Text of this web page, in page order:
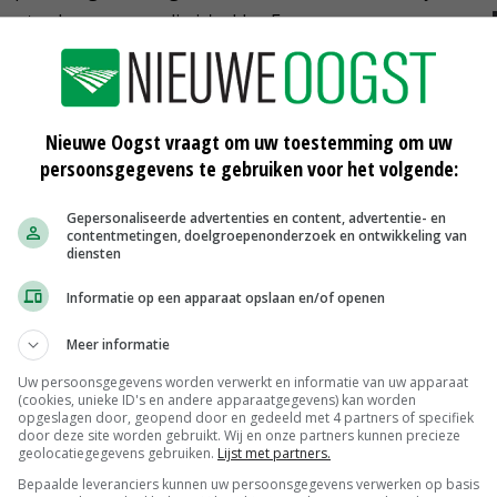
volgens ons nodig is', aldus Faassen.
Mans, waar met name leliebollen en
met vier andere ondernemers.
Growers in Someren. LTO komt later woensdag met
Dam
Nieuwe Oogst vraagt om uw toestemming om uw
persoonsgegevens te gebruiken voor het volgende:
Gepersonaliseerde advertenties en content, advertentie- en
contentmetingen, doelgroepenonderzoek en ontwikkeling van
diensten
Informatie op een apparaat opslaan en/of openen
Meer informatie
Uw persoonsgegevens worden verwerkt en informatie van uw apparaat
(cookies, unieke ID's en andere apparaatgegevens) kan worden
opgeslagen door, geopend door en gedeeld met 4 partners of specifiek
door deze site worden gebruikt. Wij en onze partners kunnen precieze
geolocatiegegevens gebruiken. Lijst met partners.
Bepaalde leveranciers kunnen uw persoonsgegevens verwerken op basis